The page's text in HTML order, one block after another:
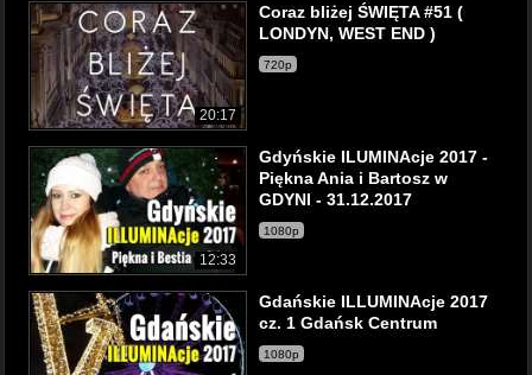
20:17
Coraz bliżej ŚWIĘTA #51 (
LONDYN, WEST END )
720p
12:33
Gdyńskie ILUMINAcje 2017 -
Piękna Ania i Bartosz w
GDYNI - 31.12.2017
1080p
Gdańskie ILLUMINAcje 2017
cz. 1 Gdańsk Centrum
1080p